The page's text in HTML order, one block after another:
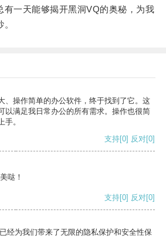
有一天能够揭开黑洞VQ的奥秘，为我
、操作简单的办公软件，终于找到了它。这
以满足我日常办公的所有需求。操作也很简
。
支持[0] 反对[0]
哒！
支持[0] 反对[0]
经为我们带来了无限的隐私保护和安全性保